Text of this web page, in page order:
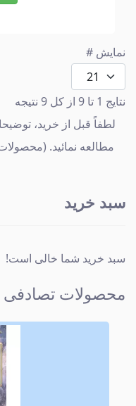
نمایش #
نتایج 1 تا 9 از کل 9 نتیجه
لطفاً قبل از خرید،
مطالعه نمائید.
سبد خرید
سبد خرید شما خالی است!
محصولات تصادفی